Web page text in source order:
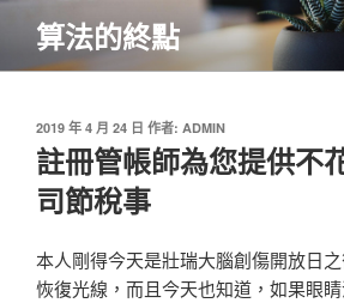
主
算法的終點
發
佈
於
2019 年 4 月 24 日 作者: ADMIN
註冊管帳師為您提供不
司節稅事
本人剛得今天是壯瑞大腦創傷開放日
恢復光線，而且今天也知道，如果眼